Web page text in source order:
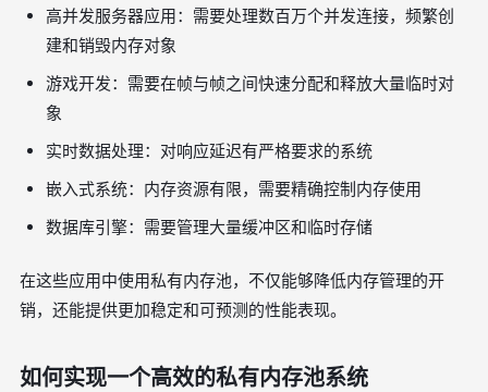
高并发服务器应用：需要处理数百万个并发连接，频繁创
建和销毁内存对象
游戏开发：需要在帧与帧之间快速分配和释放大量临时对
象
实时数据处理：对响应延迟有严格要求的系统
嵌入式系统：内存资源有限，需要精确控制内存使用
数据库引擎：需要管理大量缓冲区和临时存储
在这些应用中使用私有内存池，不仅能够降低内存管理的开
销，还能提供更加稳定和可预测的性能表现。
如何实现一个高效的私有内存池系统